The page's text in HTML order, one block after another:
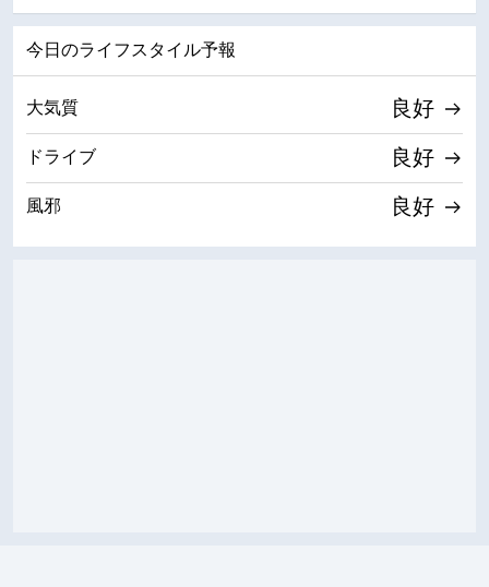
今日のライフスタイル予報
大気質 良好
ドライブ 良好
風邪 良好